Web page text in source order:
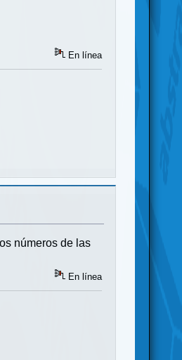
En línea
números de las
En línea